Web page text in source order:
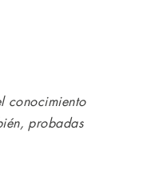
conocimiento
probadas